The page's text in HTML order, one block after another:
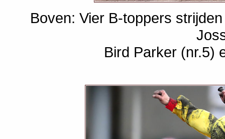
Boven: Vier B-toppers
Bird Parker (nr.5)